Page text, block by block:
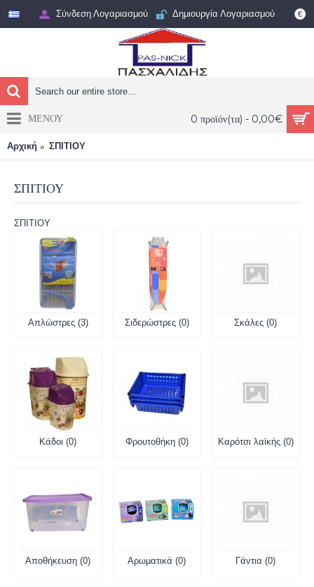
€
Σύνδεση Λογαριασμού Δημιουργία Λογαριασμού
0 προϊόν(τα) - 0,00€
ΜΕΝΟΥ
Αρχική ΣΠΙΤΙΟΥ
ΣΠΙΤΙΟΥ
ΣΠΙΤΙΟΥ
Απλώστρες (3) Σιδερώστρες (0) Σκάλες (0)
Κάδοι (0) Φρουτοθήκη (0) Καρότσι λαϊκής (0)
Αποθήκευση (0) Αρωματικά (0) Γάντια (0)